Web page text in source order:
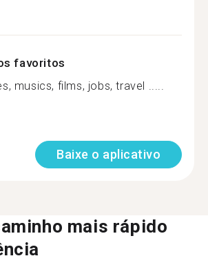
favoritos
musics, films, jobs, travel .....
Baixe o aplicativo
mais rápido